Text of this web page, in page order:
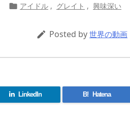
 アイドル , グレイト , 興味深い
 Posted by 世界の動画
LinkedIn B! Hatena